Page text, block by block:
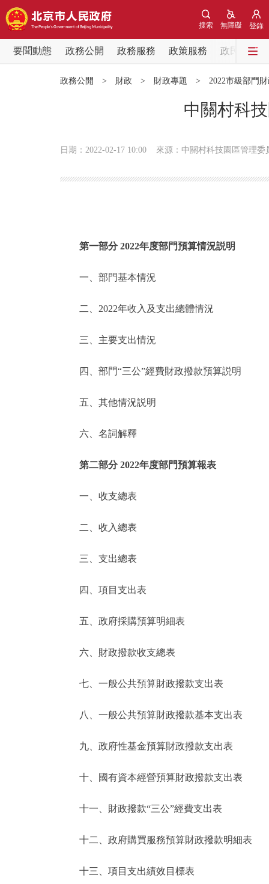
登錄
無障礙
搜索
要聞動態 政務公開 政務服務 政策服務
政民互動
便民服務
仲介服務
政民互動
12345網上接訴即辦
參與調查
走進北京
北京概況
綠色北京
ENGLISH
政務公開 > 財政 > 財政專題 > 2022市級部門
中關村科
日期：2022-02-17 10:00 來源：中關村科技園區管理委
第一部分 2022年度部門預算情況説明
一、部門基本情況
二、2022年收入及支出總體情況
三、主要支出情況
四、部門“三公”經費財政撥款預算説明
五、其他情況説明
六、名詞解釋
第二部分 2022年度部門預算報表
一、收支總表
二、收入總表
三、支出總表
四、項目支出表
五、政府採購預算明細表
六、財政撥款收支總表
七、一般公共預算財政撥款支出表
八、一般公共預算財政撥款基本支出表
九、政府性基金預算財政撥款支出表
十、國有資本經營預算財政撥款支出表
十一、財政撥款“三公”經費支出表
十二、政府購買服務預算財政撥款明細表
十三、項目支出績效目標表